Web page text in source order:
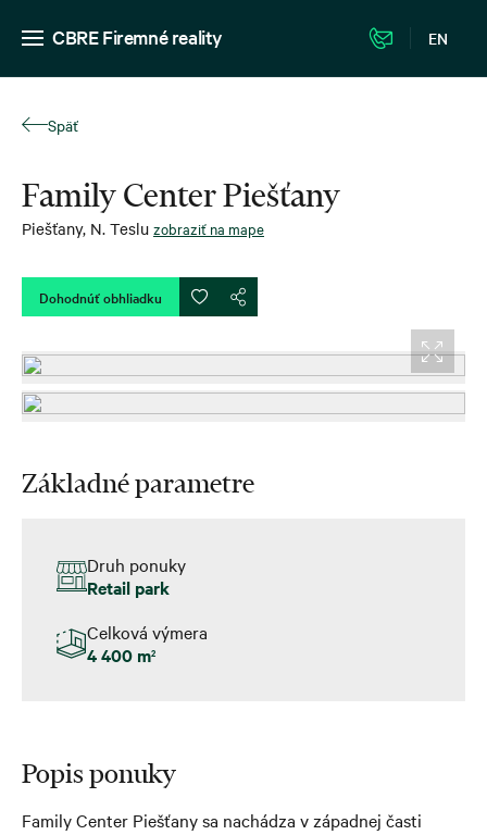
CBRE Firemné reality EN
Späť
Family Center Piešťany
Piešťany, N. Teslu zobraziť na mape
Dohodnúť obhliadku
Základné parametre
Druh ponuky
Retail park
Celková výmera
4 400 m2
Popis ponuky
Family Center Piešťany sa nachádza v západnej časti